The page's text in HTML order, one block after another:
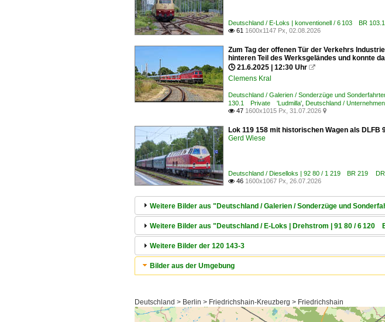
Deutschland / E-Loks | konventionell / 6 103 BR 103.1
 61 1600x1147 Px, 02.08.2026
Zum Tag der offenen Tür der Verkehrs
hinteren Teil des Werksgeländes und konnte
🕓 21.6.2025 | 12:30 Uhr 
Clemens Kral
Deutschland / Galerien / Sonderzüge und
130.1 Private 'Ludmilla' Deutschland /
 47 1600x1015 Px, 31.07.2026 
Lok 119 158 mit historischen Wagen als DLFB
Gerd Wiese
Deutschland / Dieselloks | 92 80 / 1 219 BR 219
 46 1600x1067 Px, 26.07.2026
Weitere Bilder aus "Deutschland / Galerien / Sonderzüge und
Weitere Bilder aus "Deutschland / E-Loks | Drehstrom | 91 80 / 6
Weitere Bilder der 120 143-3
Bilder aus der Umgebung
Deutschland > Berlin > Friedrichshain-Kreuzberg > Friedrichshain